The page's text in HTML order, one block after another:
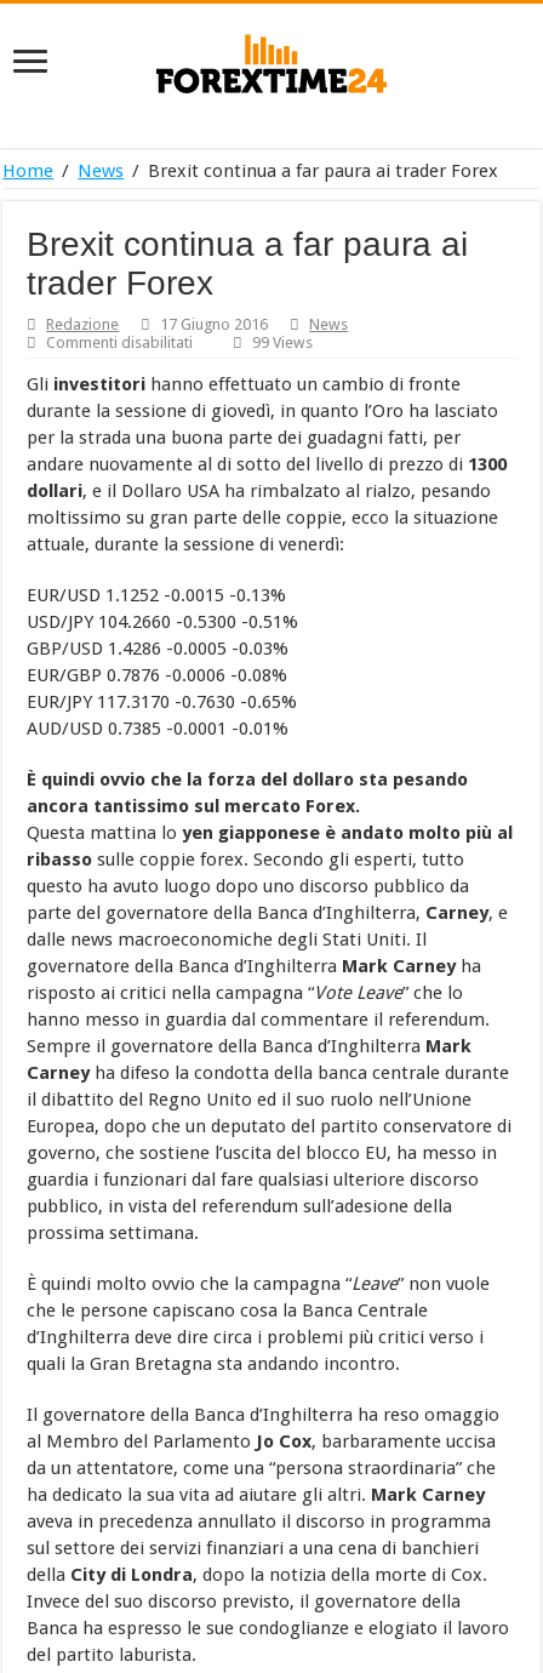
Home / News / Brexit continua a far paura ai trader Forex
Brexit continua a far paura ai
trader Forex
Redazione 17 Giugno 2016
News
Commenti disabilitati
continua
a
far
paura
trader
Forex
99 Views
Gli investitori hanno effettuato un cambio di fronte
durante la sessione di giovedì, in quanto l’Oro ha lasciato
per la strada una buona parte dei guadagni fatti, per
andare nuovamente al di sotto del livello di prezzo di 1300
dollari, e il Dollaro USA ha rimbalzato al rialzo, pesando
moltissimo su gran parte delle coppie, ecco la situazione
attuale, durante la sessione di venerdì:
EUR/USD 1.1252 -0.0015 -0.13%
USD/JPY 104.2660 -0.5300 -0.51%
GBP/USD 1.4286 -0.0005 -0.03%
EUR/GBP 0.7876 -0.0006 -0.08%
EUR/JPY 117.3170 -0.7630 -0.65%
AUD/USD 0.7385 -0.0001 -0.01%
È quindi ovvio che la forza del dollaro sta pesando
ancora tantissimo sul mercato Forex.
Questa mattina loyen giapponese è andato molto più al
ribasso sulle coppie forex. Secondo gli esperti, tutto
questo ha avuto luogo dopo uno discorso pubblico da
parte del governatore della Banca d’Inghilterra, Carney, e
dalle news macroeconomiche degli Stati Uniti. Il
governatore della Banca d’Inghilterra Mark Carneyha
risposto ai critici nella campagna “Vote Leave” che lo
hanno messo in guardia dal commentare il referendum.
Sempre il governatore della Banca d’Inghilterra Mark
Carneyha difeso la condotta della banca centrale durante
il dibattito del Regno Unito ed il suo ruolo nell’Unione
Europea, dopo che un deputato del partito conservatore di
governo, che sostiene l’uscita del blocco EU, ha messo in
guardia i funzionari dal fare qualsiasi ulteriore discorso
pubblico, in vista del referendum sull’adesione della
prossima settimana.
È quindi molto ovvio che la campagna “Leave” non vuole
che le persone capiscano cosa la Banca Centrale
d’Inghilterra deve dire circa i problemi più critici verso i
quali la Gran Bretagna sta andando incontro.
Il governatore della Banca d’Inghilterra ha reso omaggio
al Membro del Parlamento Jo Cox, barbaramente uccisa
da un attentatore, come una “persona straordinaria” che
ha dedicato la sua vita ad aiutare gli altri. Mark Carney
aveva in precedenza annullato il discorso in programma
sul settore dei servizi finanziari a una cena di banchieri
della City di Londra, dopo la notizia della morte di Cox.
Invece del suo discorso previsto, il governatore della
Banca ha espresso le sue condoglianze e elogiato il lavoro
del partito laburista.